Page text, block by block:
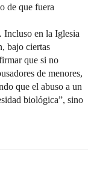
de que fuera
Incluso en la Iglesia
bajo ciertas
que si no
de menores,
que el abuso a un
biológica”, sino